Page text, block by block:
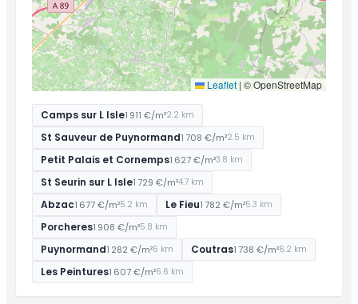
Leaflet | © OpenStreetMap
Camps sur L Isle1 911 €/m²2.2 km
St Sauveur de Puynormand1 708 €/m²2.5 km
Petit Palais et Cornemps1 627 €/m²3.8 km
St Seurin sur L Isle1 729 €/m²4.7 km
Abzac1 677 €/m²5.2 km Le Fieu1 782 €/m²5.3 km
Porcheres1 908 €/m²5.8 km
Puynormand1 282 €/m²6 km Coutras1 738 €/m²6.2 km
Les Peintures1 607 €/m²6.6 km